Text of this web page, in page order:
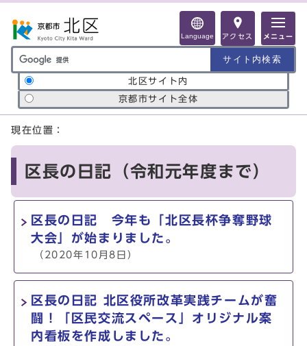
Language アクセス メニュー
サイト内検索の範囲
北区サイト内
京都市サイト全体
ここから本文です
現在位置：
区長の日記（令和元年度まで）
区長の日記 今年も「北区長杯争奪野球
大会」が始まりました。
（2020年10月8日）
区長の日記 北区役所改革実践チームが奮
闘！「区民交流スペース」オリジナル案
内看板を作成しました。